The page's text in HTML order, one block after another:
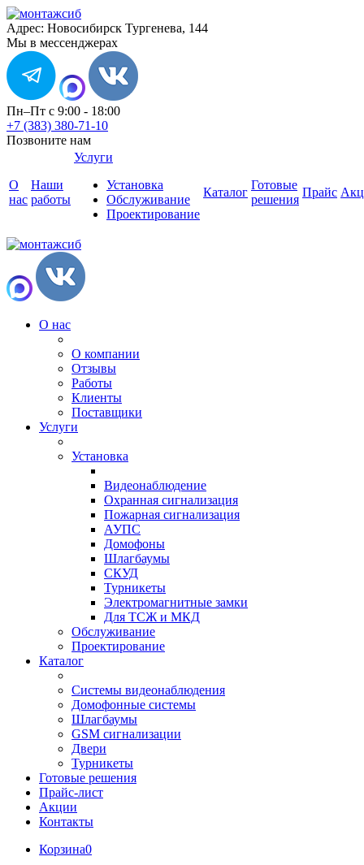
Адрес: Новосибирск Тургенева, 144
Мы в мессенджерах
Пн–Пт с 9:00 - 18:00
+7 (383) 380-71-10
Позвоните нам
О
нас
Наши
работы
Услуги
Установка
Обслуживание
Проектирование
Каталог
Готовые
решения
Прайс
О нас
О компании
Отзывы
Работы
Клиенты
Поставщики
Услуги
Установка
Видеонаблюдение
Охранная сигнализация
Пожарная сигнализация
АУПС
Домофоны
Шлагбаумы
СКУД
Турникеты
Электромагнитные замки
Для ТСЖ и МКД
Обслуживание
Проектирование
Каталог
Системы видеонаблюдения
Домофонные системы
Шлагбаумы
GSM сигнализации
Двери
Турникеты
Готовые решения
Прайс-лист
Акции
Контакты
Корзина0